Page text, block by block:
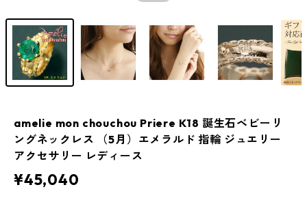
amelie mon chouchou Priere K18 誕生石ベビーリ
ングネックレス （5月）エメラルド 指輪 ジュエリー
アクセサリー レディース
¥45,040